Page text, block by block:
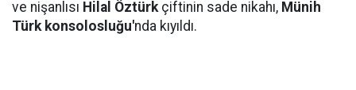
ve nişanlısı Hilal Öztürkçiftinin sade nikahı, Münih
Türk konsolosluğu'nda kıyıldı.